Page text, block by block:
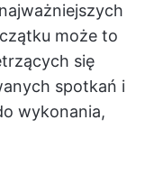
może to
się
spotkań i
wykonania,